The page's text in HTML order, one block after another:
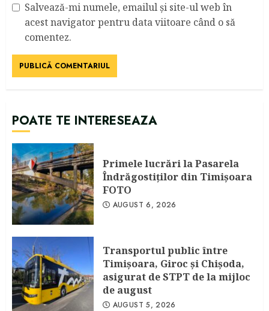
Salvează-mi numele, emailul și site-ul web în
acest navigator pentru data viitoare când o să
comentez.
POATE TE INTERESEAZA
Primele lucrări la Pasarela
Îndrăgostiţilor din Timişoara
FOTO
AUGUST 6, 2026
Transportul public între
Timişoara, Giroc şi Chişoda,
asigurat de STPT de la mijloc
de august
AUGUST 5, 2026